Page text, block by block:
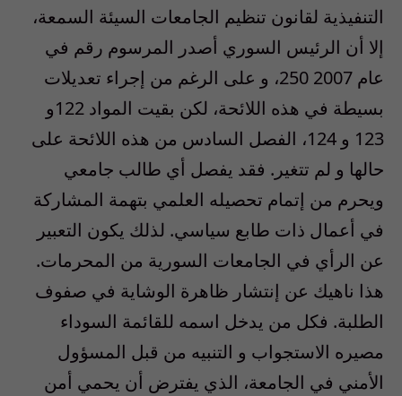
التنفيذية لقانون تنظيم الجامعات السيئة السمعة،
إلا أن الرئيس السوري أصدر المرسوم رقم في
عام 2007 250، و على الرغم من إجراء تعديلات
بسيطة في هذه اللائحة، لكن بقيت المواد 122و
123 و 124، الفصل السادس من هذه اللائحة على
حالها و لم تتغير. فقد يفصل أي طالب جامعي
ويحرم من إتمام تحصيله العلمي بتهمة المشاركة
في أعمال ذات طابع سياسي. لذلك يكون التعبير
عن الرأي في الجامعات السورية من المحرمات.
هذا ناهيك عن إنتشار ظاهرة الوشاية في صفوف
الطلبة. فكل من يدخل اسمه للقائمة السوداء
مصيره الاستجواب و التنبيه من قبل المسؤول
الأمني في الجامعة، الذي يفترض أن يحمي أمن